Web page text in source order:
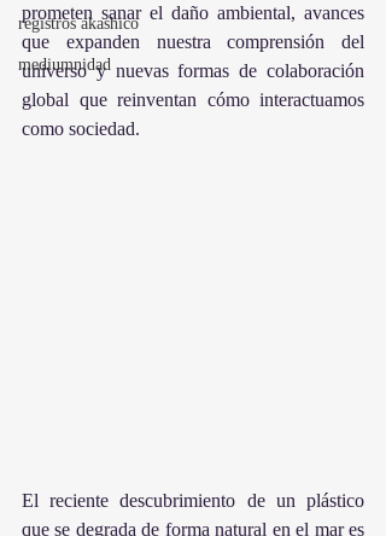
registros akashico
mediumnidad
prometen sanar el daño ambiental, avances
que expanden nuestra comprensión del
universo y nuevas formas de colaboración
global que reinventan cómo interactuamos
como sociedad.
El reciente descubrimiento de un plástico
que se degrada de forma natural en el mar es